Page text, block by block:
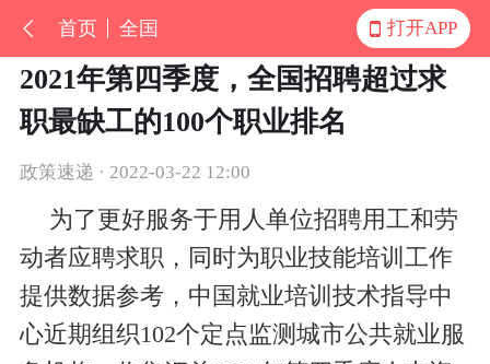
首页 全国 打开APP
2021年第四季度，全国招聘超过求
职最缺工的100个职业排名
政策速递 · 2022-03-22 12:00
为了更好服务于用人单位招聘用工和劳
动者应聘求职，同时为职业技能培训工作
提供数据参考，中国就业培训技术指导中
心近期组织102个定点监测城市公共就业服